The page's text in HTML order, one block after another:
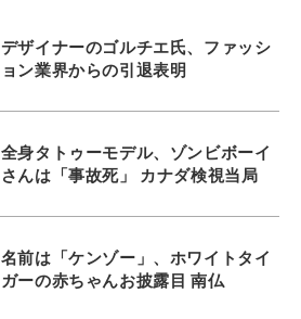
デザイナーのゴルチエ氏、ファッシ
ョン業界からの引退表明
全身タトゥーモデル、ゾンビボーイ
さんは「事故死」 カナダ検視当局
名前は「ケンゾー」、ホワイトタイ
ガーの赤ちゃんお披露目 南仏